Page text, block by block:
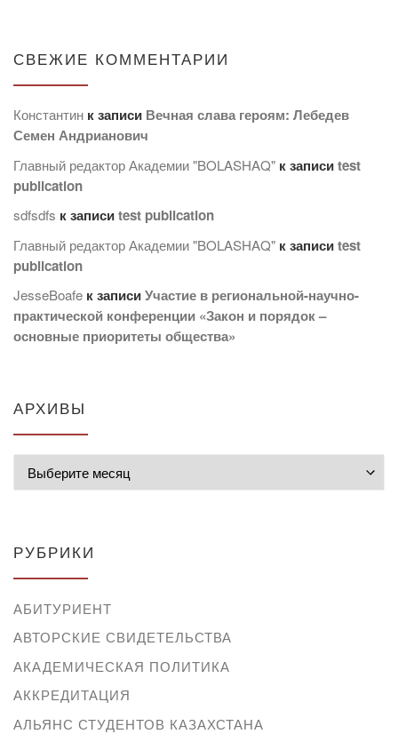
СВЕЖИЕ КОММЕНТАРИИ
Константин к записи Вечная слава героям: Лебедев
Семен Андрианович
Главный редактор Академии "BOLASHAQ" к записиtest
publication
sdfsdfs к записиtest publication
Главный редактор Академии "BOLASHAQ" к записиtest
publication
JesseBoafe к записиУчастие в региональной-научно-
практической конференции «Закон и порядок –
основные приоритеты общества»
АРХИВЫ
РУБРИКИ
АБИТУРИЕНТ
АВТОРСКИЕ СВИДЕТЕЛЬСТВА
АКАДЕМИЧЕСКАЯ ПОЛИТИКА
АККРЕДИТАЦИЯ
АЛЬЯНС СТУДЕНТОВ КАЗАХСТАНА